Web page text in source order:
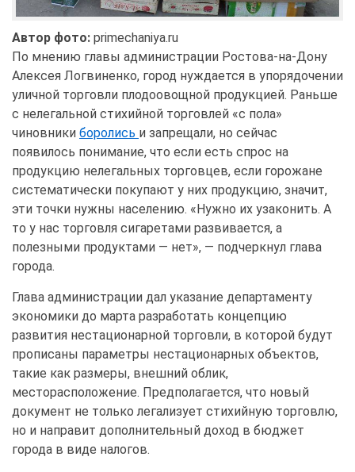
Автор фото: primechaniya.ru
По мнению главы администрации Ростова-на-Дону
Алексея Логвиненко, город нуждается в упорядочении
уличной торговли плодоовощной продукцией. Раньше
с нелегальной стихийной торговлей «с пола»
чиновники боролись и запрещали, но сейчас
появилось понимание, что если есть спрос на
продукцию нелегальных торговцев, если горожане
систематически покупают у них продукцию, значит,
эти точки нужны населению. «Нужно их узаконить. А
то у нас торговля сигаретами развивается, а
полезными продуктами — нет», — подчеркнул глава
города.
Глава администрации дал указание департаменту
экономики до марта разработать концепцию
развития нестационарной торговли, в которой будут
прописаны параметры нестационарных объектов,
такие как размеры, внешний облик,
месторасположение. Предполагается, что новый
документ не только легализует стихийную торговлю,
но и направит дополнительный доход в бюджет
города в виде налогов.